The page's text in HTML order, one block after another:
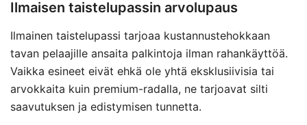
Ilmaisen taistelupassin arvolupaus
Ilmainen taistelupassi tarjoaa kustannustehokkaan
tavan pelaajille ansaita palkintoja ilman rahankäyttöä.
Vaikka esineet eivät ehkä ole yhtä eksklusiivisia tai
arvokkaita kuin premium-radalla, ne tarjoavat silti
saavutuksen ja edistymisen tunnetta.